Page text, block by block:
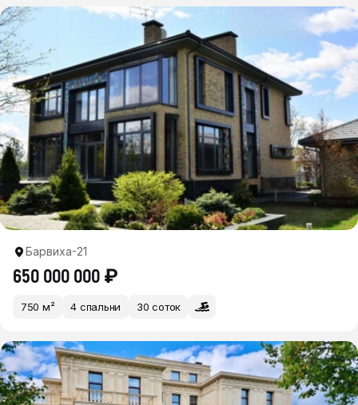
Барвиха-21
650 000 000 ₽
750 м² 4 спальни 30 соток